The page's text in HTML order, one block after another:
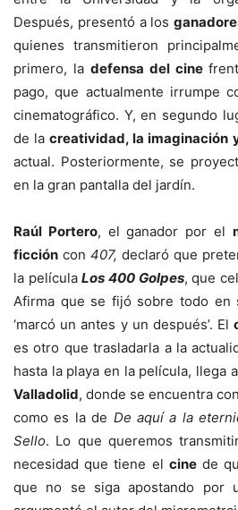
Después, presentó a los
quienes transmitieron
primero, la defensa del cine
pago, que actualmente irrumpe
cinematográfico. Y, en segundo
de lacreatividad, la imaginación
actual. Posteriormente, se
en la gran pantalla del jardín.
Raúl Portero, el ganador por el
ficción con 407, declaró que
la películaLos 400 Golpes, que
Afirma que se fijó sobre todo en
‘marcó un antes y un después’. El
es otro que trasladarla a la
hasta la playa en la película, llega
Valladolid, donde se encuentra
como es la de De aquí a la
Sello. Lo que queremos
necesidad que tiene el cinede
que no se siga apostando por